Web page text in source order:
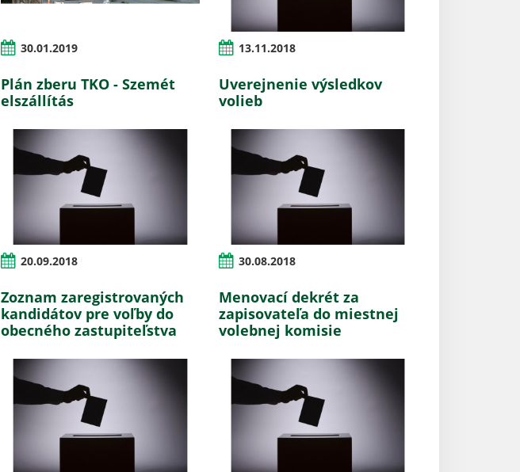
30.01.2019
Plán zberu TKO - Szemét
elszállítás
13.11.2018
Uverejnenie výsledkov
volieb
20.09.2018
Zoznam zaregistrovaných
kandidátov pre voľby do
obecného zastupiteľstva
30.08.2018
Menovací dekrét za
zapisovateľa do miestnej
volebnej komisie